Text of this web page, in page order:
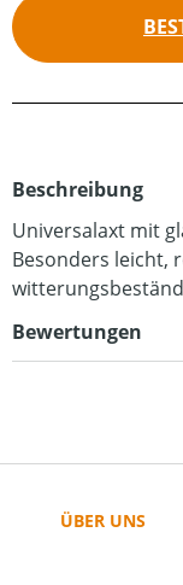
Beschreibung
Universalaxt mit
Besonders leicht,
Bewertungen
ÜBER UNS